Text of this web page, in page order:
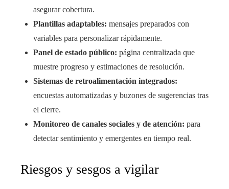
asegurar cobertura.
Plantillas adaptables: mensajes preparados con
variables para personalizar rápidamente.
Panel de estado público: página centralizada que
muestre progreso y estimaciones de resolución.
Sistemas de retroalimentación integrados:
encuestas automatizadas y buzones de sugerencias tras
el cierre.
Monitoreo de canales sociales y de atención: para
detectar sentimiento y emergentes en tiempo real.
Riesgos y sesgos a vigilar